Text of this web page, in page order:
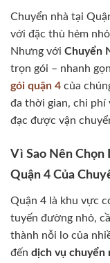
Chuyển nhà tại
với đặc thù hẻm
Nhưng với Chuyển
trọn gói – nhanh
gói quận 4 của
đa thời gian, chi phí
đạc được vận
Vì Sao Nên Chọn
Quận 4 Của
Quận 4 là khu vực
tuyến đường nhỏ,
thành nỗi lo của
đến dịch vụ chuyển